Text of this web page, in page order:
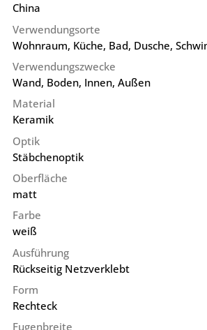
China
Verwendungsorte
Wohnraum, Küche, Bad, Dusche,
Verwendungszwecke
Wand, Boden, Innen, Außen
Material
Keramik
Optik
Stäbchenoptik
Oberfläche
matt
Farbe
weiß
Ausführung
Rückseitig Netzverklebt
Form
Rechteck
Fugenbreite